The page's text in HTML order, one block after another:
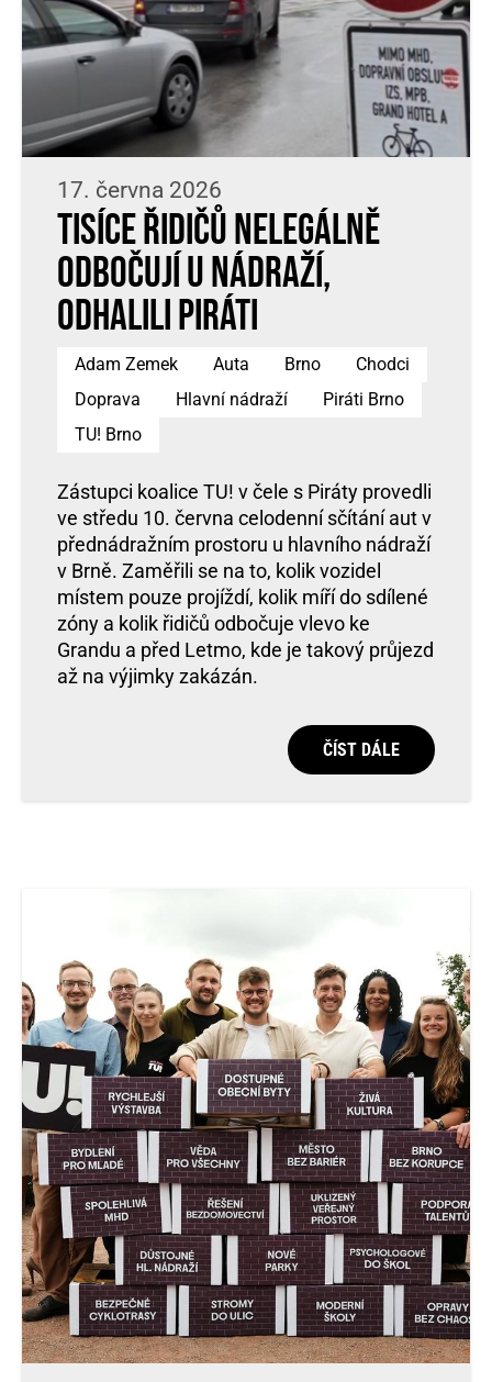
17. června 2026
Tisíce řidičů nelegálně
odbočují u nádraží,
odhalili Piráti
Adam Zemek Auta Brno
Chodci
Doprava
Hlavní nádraží
Piráti Brno
TU! Brno
Zástupci koalice TU! v čele s Piráty provedli
ve středu 10. června celodenní sčítání aut v
přednádražním prostoru u hlavního nádraží
v Brně. Zaměřili se na to, kolik vozidel
místem pouze projíždí, kolik míří do sdílené
zóny a kolik řidičů odbočuje vlevo ke
Grandu a před Letmo, kde je takový průjezd
až na výjimky zakázán.
ČÍST DÁLE